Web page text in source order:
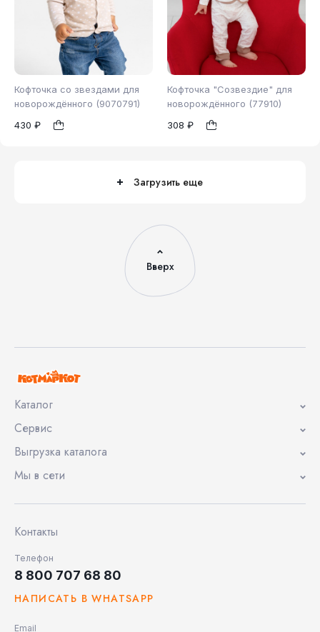
Кофточка со звездами для
новорождённого (9070791)
430 ₽
86
Кофточка "Созвездие" для
новорождённого (77910)
308 ₽
62
Загрузить еще
Вверх
Каталог
Сервис
Выгрузка каталога
Мы в сети
Контакты
Телефон
8 800 707 68 80
НАПИСАТЬ В WHATSAPP
Email